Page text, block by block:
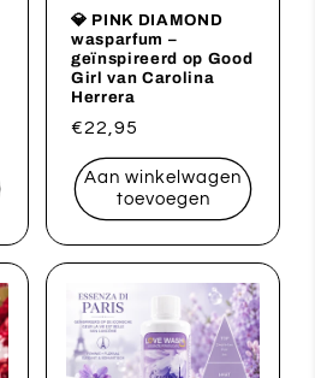
💎 PINK DIAMOND
wasparfum –
geïnspireerd op Good
Girl van Carolina
Herrera
Normale
prijs
€22,95
Aan winkelwagen
toevoegen